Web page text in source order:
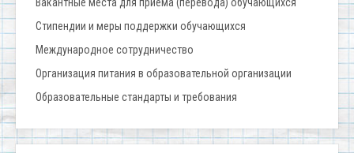
Стипендии и меры поддержки обучающихся
Международное сотрудничество
Организация питания в образовательной организации
Образовательные стандарты и требования